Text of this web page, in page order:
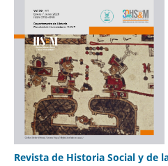
Revista de Historia Social y de